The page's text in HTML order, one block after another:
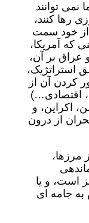
توانند
رها کنند،
از خود سمت
که آمریکا،
عراق بر آن،
کردن آن از
اقتصادی…)
اکراین، و
از درون
مرزها،
است، و یا
به جامه ای